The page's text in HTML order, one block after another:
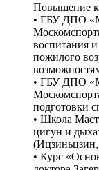
Повышение
• ГБУ ДПО
воспитания
пожилого
• ГБУ ДПО
подготовки
• Школа
цигун и
• Курс